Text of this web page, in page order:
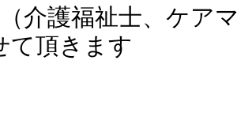
介護福祉士、ケア
て頂きます